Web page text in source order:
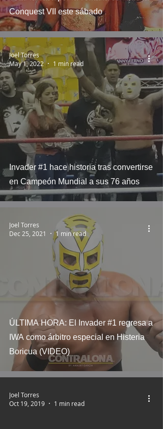
Conquest VII este sábado
Invader #1 hace historia tras convertirse
en Campeón Mundial a sus 76 años
Joel Torres
May 1, 2022
1 min read
ÚLTIMA HORA: El Invader #1 regresa a
IWA como árbitro especial en Histeria
Boricua (VIDEO)
Joel Torres
Dec 25, 2021
1 min read
Joel Torres
Oct 19, 2019
1 min read